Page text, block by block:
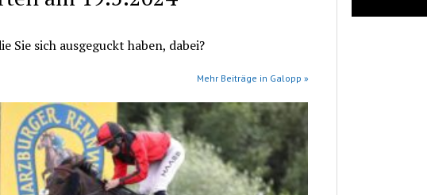
Sie sich ausgeguckt haben, dabei?
Mehr Beiträge in Galopp »